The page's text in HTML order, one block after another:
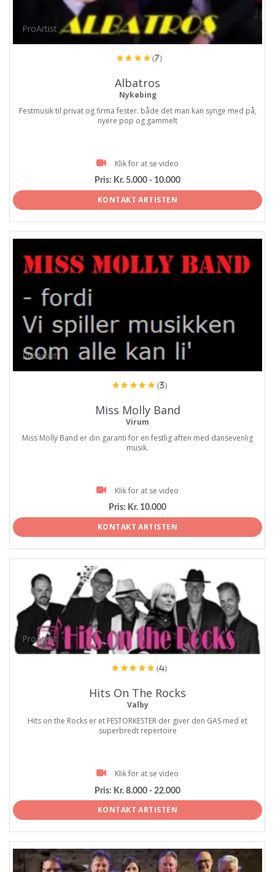
ProArtist
(7)
Albatros
Nykøbing
Festmusik til privat og firma fester. både det man kan synge med på,
nyere pop og gammelt
Klik for at se video
Pris: Kr. 5.000 - 10.000
KONTAKT ARTISTEN
ProArtist
(3)
Miss Molly Band
Virum
Miss Molly Band er din garanti for en festlig aften med dansevenlig
musik.
Klik for at se video
Pris: Kr. 10.000
KONTAKT ARTISTEN
ProArtist
(4)
Hits On The Rocks
Valby
Hits on the Rocks er et FESTORKESTER der giver den GAS med et
superbredt repertoire
Klik for at se video
Pris: Kr. 8.000 - 22.000
KONTAKT ARTISTEN